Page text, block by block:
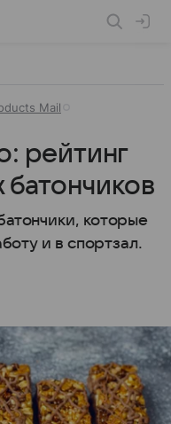
Mail
рейтинг
которые
и в спортзал.